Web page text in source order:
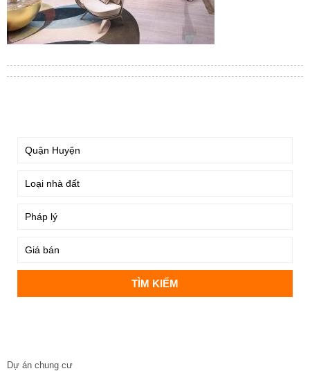
Dự án chung cư